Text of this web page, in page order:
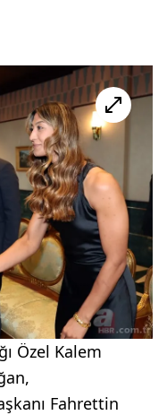
Özel Kalem
Fahrettin